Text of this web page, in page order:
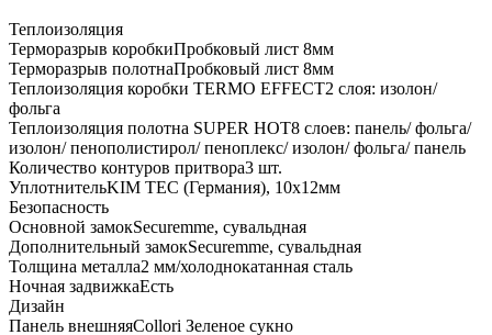
Теплоизоляция
Терморазрыв коробкиПробковый лист 8мм
Терморазрыв полотнаПробковый лист 8мм
Теплоизоляция коробки TERMO EFFECT2 слоя: изолон/
фольга
Теплоизоляция полотна SUPER НОТ8 слоев: панель/ фольга/
изолон/ пенополистирол/ пеноплекс/ изолон/ фольга/ панель
Количество контуров притвора3 шт.
УплотнительKIM ТЕС (Германия), 10x12мм
Безопасность
Основной замокSecuremme, сувальдная
Дополнительный замокSecuremme, сувальдная
Толщина металла2 мм/холоднокатанная сталь
Ночная задвижкаЕсть
Дизайн
Панель внешняяCollori Зеленое сукно